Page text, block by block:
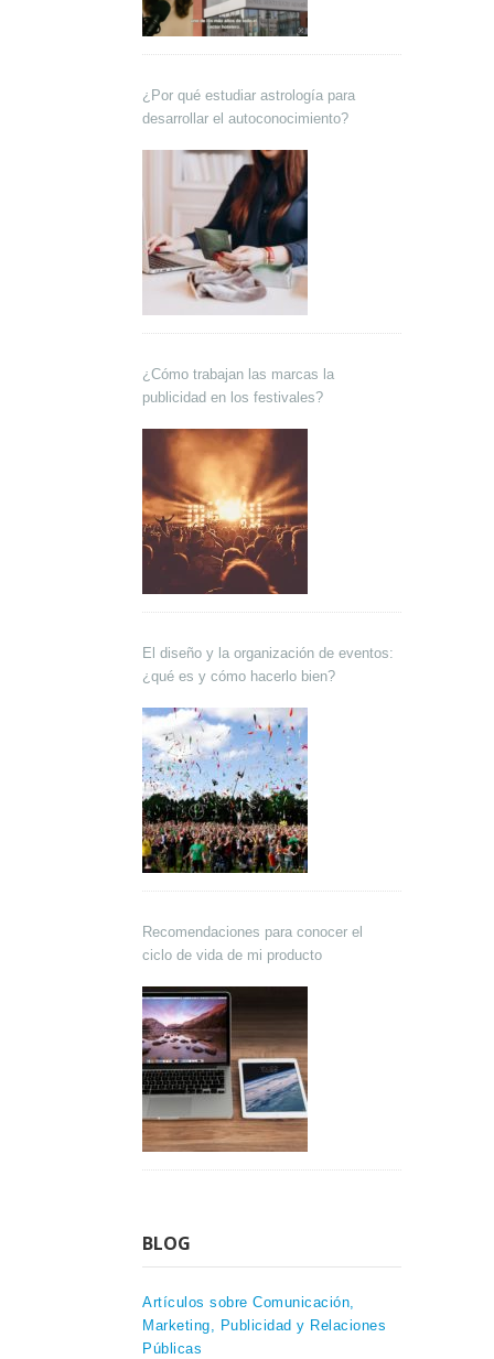
¿Por qué estudiar astrología para
desarrollar el autoconocimiento?
¿Cómo trabajan las marcas la
publicidad en los festivales?
El diseño y la organización de eventos:
¿qué es y cómo hacerlo bien?
Recomendaciones para conocer el
ciclo de vida de mi producto
BLOG
Artículos sobre Comunicación,
Marketing, Publicidad y Relaciones
Públicas